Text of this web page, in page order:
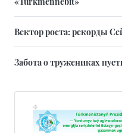
Вектор роста: рекорды
Забота о тружениках